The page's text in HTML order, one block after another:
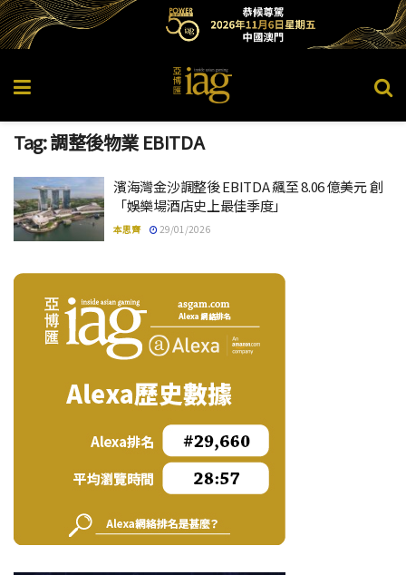
Tag:調整後物業 EBITDA
濱海灣金沙調整後 EBITDA 飆至 8.06 億美元 創
「娛樂場酒店史上最佳季度」
本思齊 29/01/2026